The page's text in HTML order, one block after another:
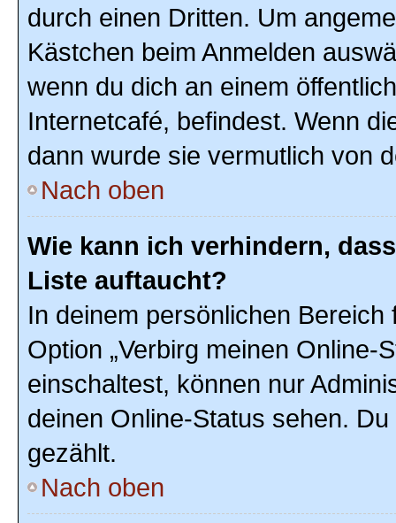
durch einen Dritten. Um
Kästchen beim Anmelden
wenn du dich an einem
Internetcafé, befindest. Wenn
dann wurde sie vermutlich von
Nach oben
Wie kann ich verhindern,
Liste auftaucht?
In deinem persönlichen
Option „Verbirg meinen Online-
einschaltest, können nur
deinen Online-Status sehen.
gezählt.
Nach oben